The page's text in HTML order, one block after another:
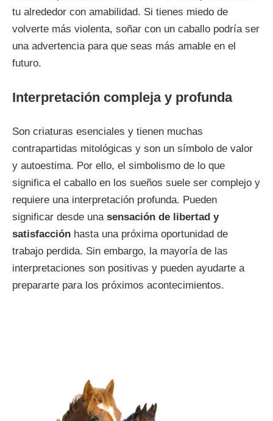
tu alrededor con amabilidad. Si tienes miedo de
volverte más violenta, soñar con un caballo podría ser
una advertencia para que seas más amable en el
futuro.
Interpretación compleja y profunda
Son criaturas esenciales y tienen muchas
contrapartidas mitológicas y son un símbolo de valor
y autoestima. Por ello, el simbolismo de lo que
significa el caballo en los sueños suele ser complejo y
requiere una interpretación profunda. Pueden
significar desde una sensación de libertad y
satisfacción hasta una próxima oportunidad de
trabajo perdida. Sin embargo, la mayoría de las
interpretaciones son positivas y pueden ayudarte a
prepararte para los próximos acontecimientos.